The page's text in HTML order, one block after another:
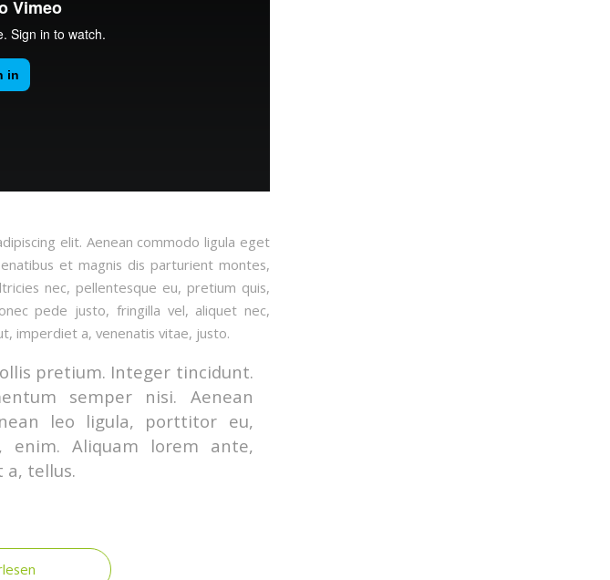
elit. Aenean commodo ligula eget
et magnis dis parturient montes,
nec, pellentesque eu, pretium quis,
pede justo, fringilla vel, aliquet nec,
imperdiet a, venenatis vitae, justo.
pretium. Integer tincidunt.
semper nisi. Aenean
leo ligula, porttitor eu,
enim. Aliquam lorem ante,
a, tellus.